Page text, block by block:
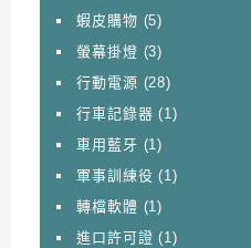
蝦皮購物 (5)
螢幕掛燈 (3)
行動電源 (28)
行車記錄器 (1)
車用藍牙 (1)
軍事訓練役 (1)
轉檔軟體 (1)
進口許可證 (1)